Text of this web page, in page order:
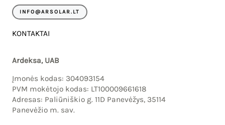
INFO@ARSOLAR.LT
KONTAKTAI
Ardeksa, UAB
Įmonės kodas: 304093154
PVM mokėtojo kodas: LT100009661618
Adresas: Paliūniškio g. 11D Panevėžys, 35114
Panevėžio m. sav.